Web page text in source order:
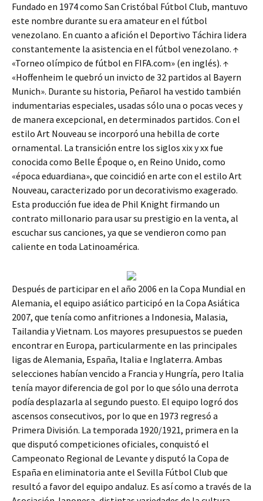
Fundado en 1974 como San Cristóbal Fútbol Club, mantuvo
este nombre durante su era amateur en el fútbol
venezolano. En cuanto a afición el Deportivo Táchira lidera
constantemente la asistencia en el fútbol venezolano. ↑
«Torneo olímpico de fútbol en FIFA.com» (en inglés). ↑
«Hoffenheim le quebró un invicto de 32 partidos al Bayern
Munich». Durante su historia, Peñarol ha vestido también
indumentarias especiales, usadas sólo una o pocas veces y
de manera excepcional, en determinados partidos. Con el
estilo Art Nouveau se incorporó una hebilla de corte
ornamental. La transición entre los siglos xix y xx fue
conocida como Belle Époque o, en Reino Unido, como
«época eduardiana», que coincidió en arte con el estilo Art
Nouveau, caracterizado por un decorativismo exagerado.
Esta producción fue idea de Phil Knight firmando un
contrato millonario para usar su prestigio en la venta, al
escuchar sus canciones, ya que se vendieron como pan
caliente en toda Latinoamérica.
Después de participar en el año 2006 en la Copa Mundial en
Alemania, el equipo asiático participó en la Copa Asiática
2007, que tenía como anfitriones a Indonesia, Malasia,
Tailandia y Vietnam. Los mayores presupuestos se pueden
encontrar en Europa, particularmente en las principales
ligas de Alemania, España, Italia e Inglaterra. Ambas
selecciones habían vencido a Francia y Hungría, pero Italia
tenía mayor diferencia de gol por lo que sólo una derrota
podía desplazarla al segundo puesto. El equipo logró dos
ascensos consecutivos, por lo que en 1973 regresó a
Primera División. La temporada 1920/1921, primera en la
que disputó competiciones oficiales, conquistó el
Campeonato Regional de Levante y disputó la Copa de
España en eliminatoria ante el Sevilla Fútbol Club que
resultó a favor del equipo andaluz. Es así como a través de la